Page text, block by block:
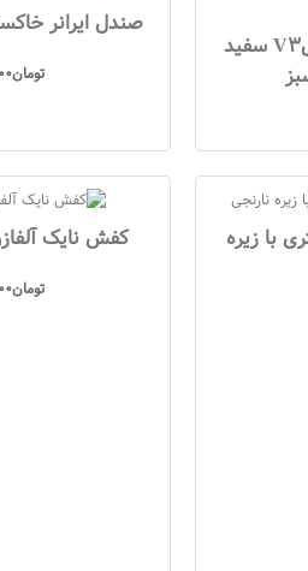
کتونی نیوبالانس مدل تریلV3 سفید
صندل ایرانر
تومان
با زیره
کفش نایک
تومان